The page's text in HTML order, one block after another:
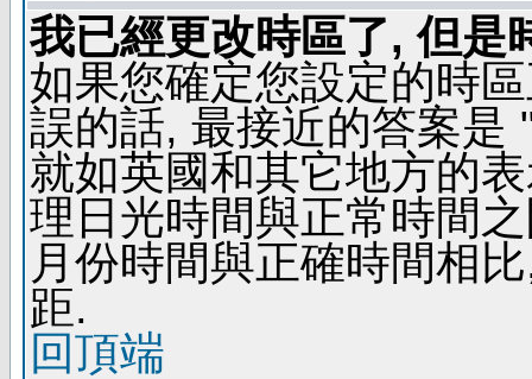
我已經更改時區了, 但是
如果您確定您設定的時
誤的話, 最接近的答案是
就如英國和其它地方的
理日光時間與正常時間
月份時間與正確時間相
距.
回頂端